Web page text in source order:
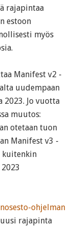
rajapintaa
estoon
myös
Manifest v2 -
uudempaan
2023. Jo vuotta
muutos:
otetaan tuon
Manifest v3 -
kuitenkin
ohjelman
rajapinta